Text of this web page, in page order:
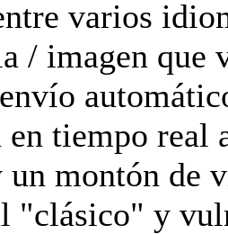
varios
/ imagen que
en tiempo
montón de
"clásico" y